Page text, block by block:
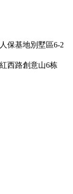
保基地別墅區6-2
西路創意山6栋